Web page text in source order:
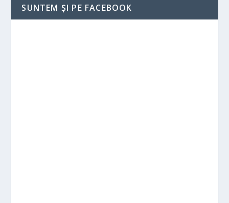
SUNTEM ȘI PE FACEBOOK